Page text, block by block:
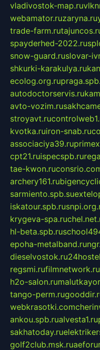
vladivostok-map.ru
webamator.ruzaryna.ru
trade-farm.ru
spayderhed-2022.ru
snow-guard.ruslovar-
shkurki-karakulya.ru
ecolog.org.ru
autodoctorservis.ru
avto-vozim.ru
stroyavt.ru
kvotka.ruiron-snab.ru
associaciya39.ru
cpt21.ruispecspb.ru
tae-kwon.ru
archery161.ru
sarmiento.spb.su
iskatour.spb.ru
krygeva-spa.ru
hl-beta.spb.ru
epoha-metalband.ru
dieselvostok.ru
regsmi.rufilmnetwork.ru
h2o-salon.ru
tango-perm.ru
webkrasotki.com
ankou.spb.rualvesta1.ru
sakhatoday.ru
golf2club.msk.ru